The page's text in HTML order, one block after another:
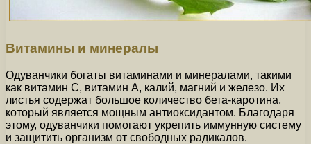
Витамины и минералы
Одуванчики богаты витаминами и минералами, такими
как витамин С, витамин А, калий, магний и железо. Их
листья содержат большое количество бета-каротина,
который является мощным антиоксидантом. Благодаря
этому, одуванчики помогают укрепить иммунную систему
и защитить организм от свободных радикалов.